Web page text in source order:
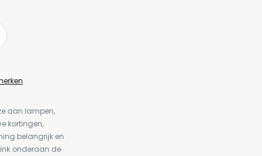
.
aan lampen,
kortingen,
belangrijk en
onderaan de